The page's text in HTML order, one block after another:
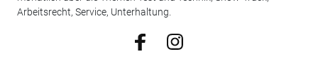
Arbeitsrecht, Service, Unterhaltung.